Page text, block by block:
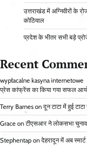
उत्तराखंड में अग्निवीरों के
कोठियाल
प्रदेश के भीतर सभी बड़े
Recent
wypłacalne kasyna internetowe
प्रेस कांफ्रेंस का किया गया सफल
Terry Barnes onदून टाटा में हुई
Grace onटीएसआर ने लोकसभा चुनाव
Stephentap onदेहरादून में अब स्मार्ट